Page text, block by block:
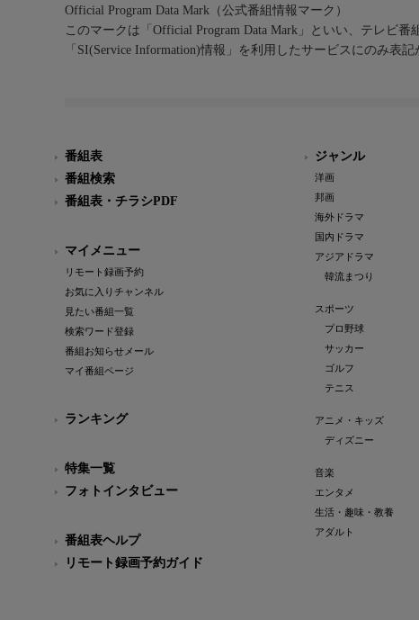
Official Program Data Mark（公式番組情報マーク）
このマークは「Official Program Data Mark」といい、テレビ番
「SI(Service Information)情報」を利用したサービスにのみ表
番組表
番組検索
番組表・チラシPDF
マイメニュー
リモート録画予約
お気に入りチャンネル
見たい番組一覧
検索ワード登録
番組お知らせメール
マイ番組ページ
ランキング
特集一覧
フォトインタビュー
番組表ヘルプ
リモート録画予約ガイド
ジャンル
洋画
邦画
海外ドラマ
国内ドラマ
アジアドラマ
韓流まつり
スポーツ
プロ野球
サッカー
ゴルフ
テニス
アニメ・キッズ
ディズニー
音楽
エンタメ
生活・趣味・教養
アダルト